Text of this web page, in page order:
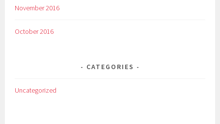
November 2016
October 2016
CATEGORIES
Uncategorized